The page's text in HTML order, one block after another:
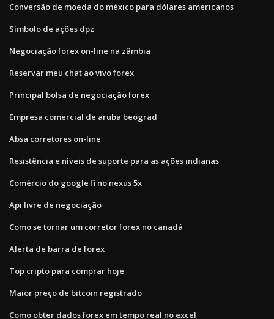
Conversão de moeda do méxico para dólares americanos
Símbolo de ações dpz
Negociação forex on-line na zâmbia
Reservar meu chat ao vivo forex
Principal bolsa de negociação forex
Empresa comercial de aruba beograd
Absa corretores on-line
Resistência e níveis de suporte para as ações indianas
Comércio do google fi no nexus 5x
Api livre de negociação
Como se tornar um corretor forex no canadá
Alerta de barra de forex
Top cripto para comprar hoje
Maior preço de bitcoin registrado
Como obter dados forex em tempo real no excel